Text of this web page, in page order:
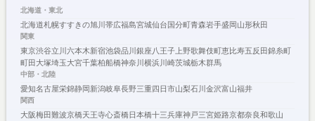
北海道・東北
北海道札幌すすきの旭川 帯広福島宮城仙台 国分町青森岩手盛岡山形秋田
関東
東京渋谷立川 六本木新宿池袋品川 銀座八王子上野歌舞伎町恵比寿五反田錦糸町
町田大塚埼玉大宮千葉柏船橋神奈川 横浜川崎茨城栃木群馬
中部・北陸
愛知名古屋栄錦静岡新潟岐阜長野三重四日市山梨石川 金沢富山福井
関西
大阪梅田難波京橋天王寺心斎橋日本橋十三兵庫神戸三宮姫路京都奈良和歌山